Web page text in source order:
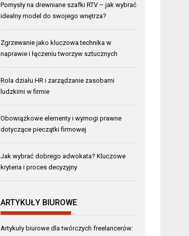
Pomysły na drewniane szafki RTV – jak wybrać
idealny model do swojego wnętrza?
Zgrzewanie jako kluczowa technika w
naprawie i łączeniu tworzyw sztucznych
Rola działu HR i zarządzanie zasobami
ludzkimi w firmie
Obowiązkowe elementy i wymogi prawne
dotyczące pieczątki firmowej
Jak wybrać dobrego adwokata? Kluczowe
kryteria i proces decyzyjny
ARTYKUŁY BIUROWE
Artykuły biurowe dla twórczych freelancerów: